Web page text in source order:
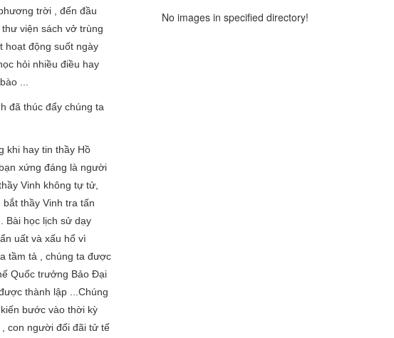
trời , đến đầu
viện sách vở trùng
hoạt động suốt ngày
hỏi nhiều điều hay
...
đã thúc đẩy chúng ta
khi hay tin thầy Hồ
xứng đáng là người
Vinh không tự tử,
thầy Vinh tra tấn
Bài học lịch sử dạy
uất và xấu hổ vì
tầm tả , chúng ta được
Quốc trưởng Bảo Đại
thành lập ...Chúng
bước vào thời kỳ
con người đối đãi tử tế
No images in specified directory!